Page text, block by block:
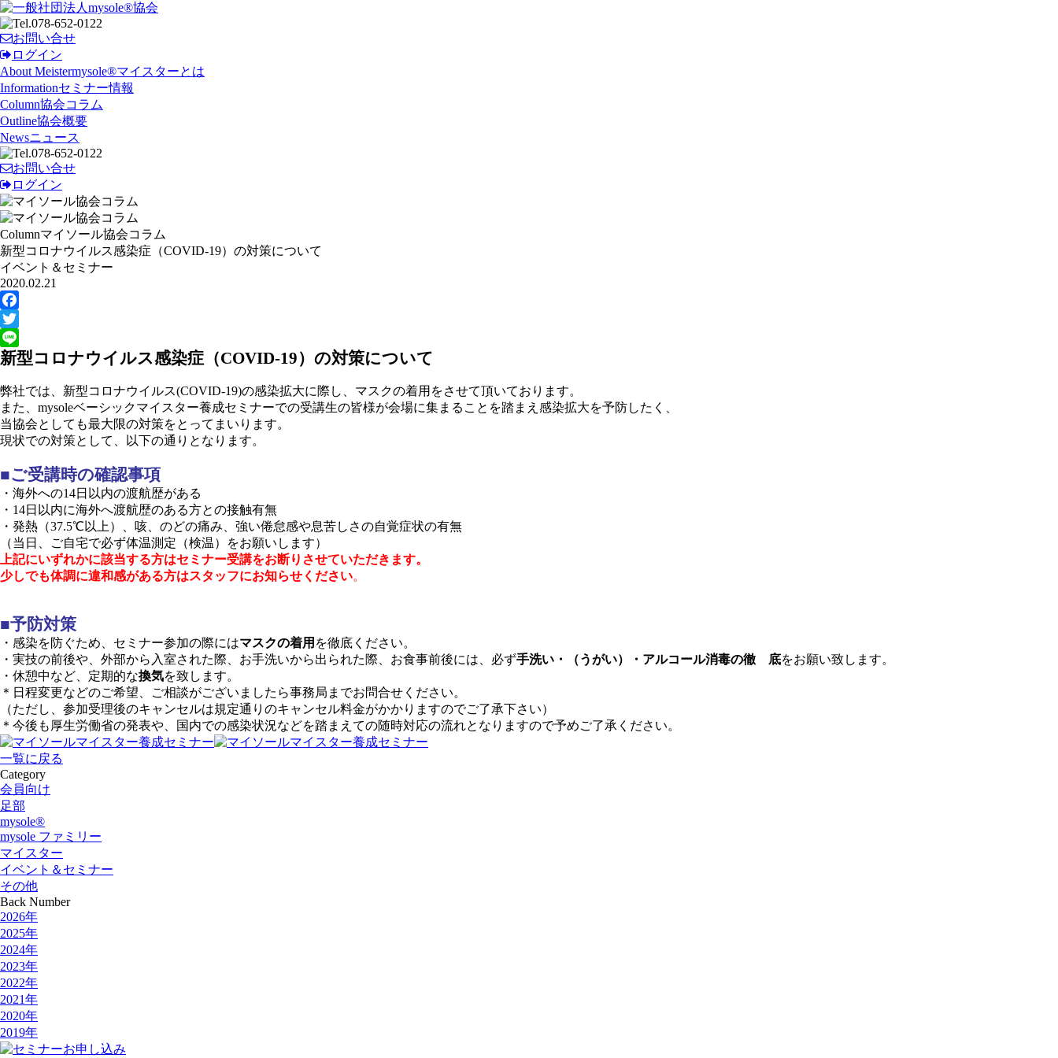
お問い合せ
ログイン
About Meistermysole®マイスターとは
Informationセミナー情報
Column協会コラム
Outline協会概要
Newsニュース
お問い合せ
ログイン
Columnマイソール協会コラム
新型コロナウイルス感染症（COVID-19）の対策について
イベント＆セミナー
2020.02.21
Facebook
Twitter
Line
新型コロナウイルス感染症（COVID-19）の対策について
弊社では、新型コロナウイルス(COVID-19)の感染拡大に際し、マスクの着用をさせて頂いております。
また、mysoleベーシックマイスター養成セミナーでの受講生の皆様が会場に集まることを踏まえ感染拡大を予防したく、
当協会としても最大限の対策をとってまいります。
現状での対策として、以下の通りとなります。
■ご受講時の確認事項
・海外への14日以内の渡航歴がある
・14日以内に海外へ渡航歴のある方との接触有無
・発熱（37.5℃以上）、咳、のどの痛み、強い倦怠感や息苦しさの自覚症状の有無
（当日、ご自宅で必ず体温測定（検温）をお願いします）
上記にいずれかに該当する方はセミナー受講をお断りさせていただきます。
少しでも体調に違和感がある方はスタッフにお知らせください。
■予防対策
・感染を防ぐため、セミナー参加の際にはマスクの着用 を徹底ください。
・実技の前後や、外部から入室された際、お手洗いから出られた際、お食事前後には、必ず手洗い・（うがい）・アルコール消毒の徹 底をお願い致します。
・休憩中など、定期的な換気を致します。
＊日程変更などのご希望、ご相談がございましたら事務局までお問合せください。
（ただし、参加受理後のキャンセルは規定通りのキャンセル料金がかかりますのでご了承下さい）
＊今後も厚生労働省の発表や、国内での感染状況などを踏まえての随時対応の流れとなりますので予めご了承ください。
一覧に戻る
Category
会員向け
足部
mysole®
mysole ファミリー
マイスター
イベント＆セミナー
その他
Back Number
2026年
2025年
2024年
2023年
2022年
2021年
2020年
2019年